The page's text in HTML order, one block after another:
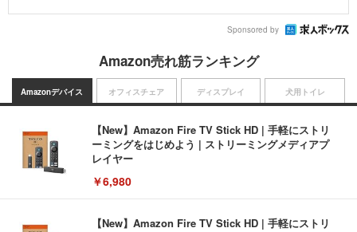
Sponsored by
Amazon売れ筋ランキング
Amazonデバイス
【New】Amazon Fire TV Stick HD | 手軽にストリ
ーミングをはじめよう | ストリーミングメディアプ
レイヤー
￥6,980
【New】Amazon Fire TV Stick HD | 手軽にストリ
オフィスチェア ディスプレイ 犬用トイレ